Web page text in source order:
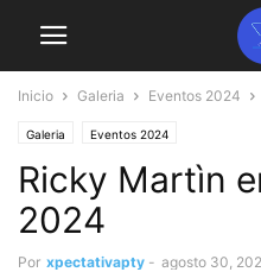
Inicio Galeria Eventos 2024
Galeria Eventos 2024
Ricky Martìn
2024
Por xpectativapty - agosto 30,